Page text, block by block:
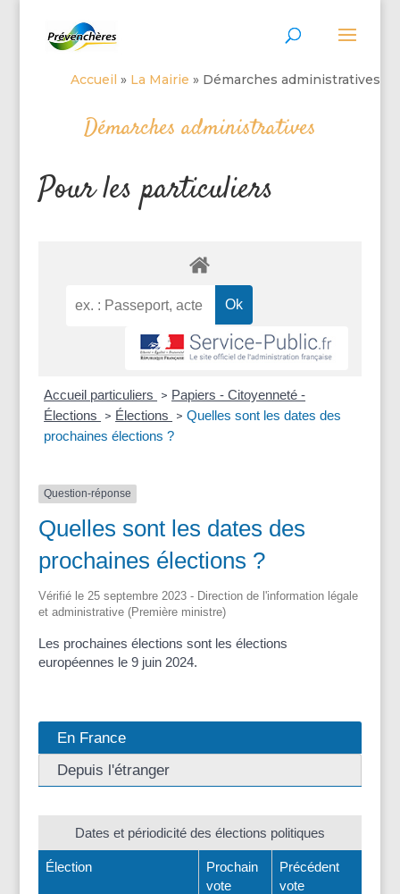
Accueil » La Mairie » Démarches administratives
Démarches administratives
Pour les particuliers
Accueil particuliers > Papiers - Citoyenneté -
Élections
> Élections > Quelles sont les dates des
prochaines élections ?
Question-réponse
Quelles sont les dates des
prochaines élections ?
Vérifié le 25 septembre 2023 - Direction de l'information légale
et administrative (Première ministre)
Les prochaines élections sont les élections
européennes le 9 juin 2024.
En France
Depuis l'étranger
Dates et périodicité des élections politiques
Élection
Prochain
vote
Précédent
vote